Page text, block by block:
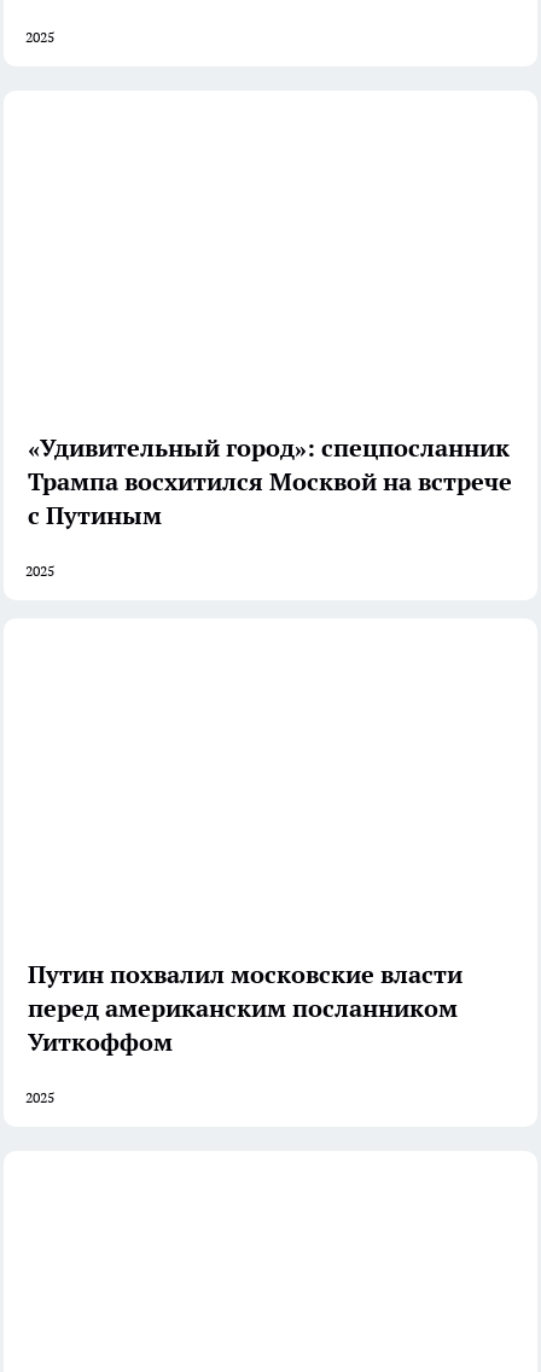
2025
«Удивительный город»: спецпосланник
Трампа восхитился Москвой на встрече
с Путиным
2025
Путин похвалил московские власти
перед американским посланником
Уиткоффом
2025